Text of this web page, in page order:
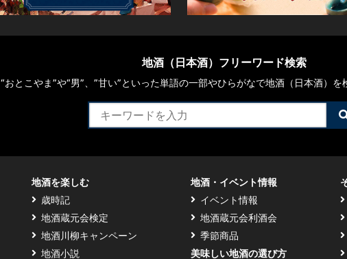
地酒（日本酒）フリーワード検索
“おとこやま”や“男”、”甘い”といった単語の一部やひらがなで地酒（日本酒）を
地酒を楽しむ
歳時記
地酒蔵元会検定
地酒川柳キャンペーン
地酒小説
地酒・イベント情報
イベント情報
地酒蔵元会利酒会
季節商品
美味しい地酒の選び方